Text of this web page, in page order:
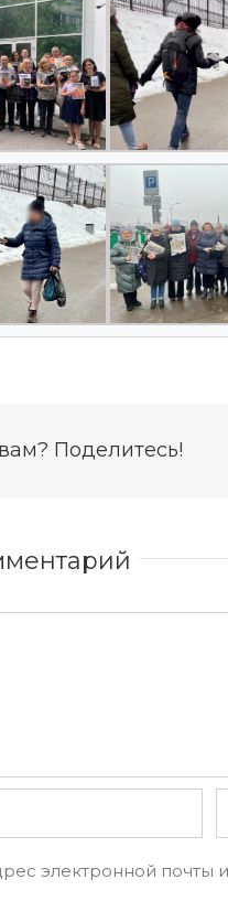
Поделитесь!
электронной